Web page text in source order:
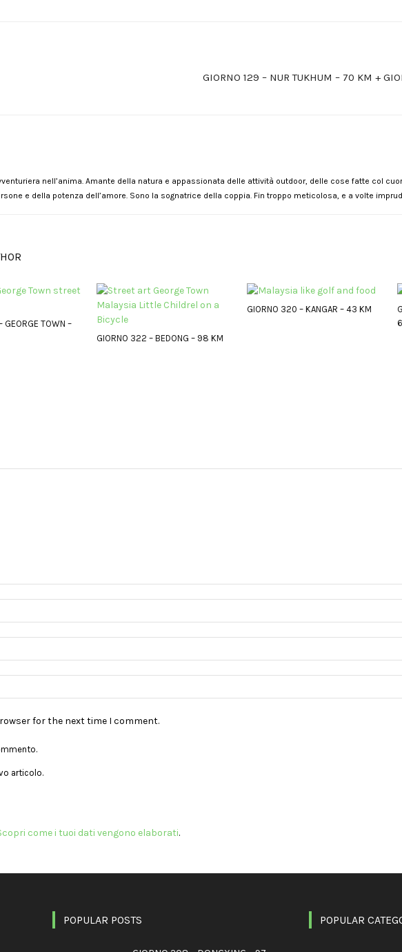
GIORNO 129 – NUR TUKHUM – 70 KM +
nell’anima. Amante della natura e appassionata delle attività outdoor, delle cose fatte col
e della potenza dell’amore. Sono la sognatrice della coppia. Fin troppo meticolosa, e a volte
GEORGE TOWN –
GIORNO 322 – BEDONG – 98 KM
GIORNO 320 – KANGAR – 43 KM
for the next time I comment.
articolo.
come i tuoi dati vengono elaborati.
POPULAR POSTS POPULAR